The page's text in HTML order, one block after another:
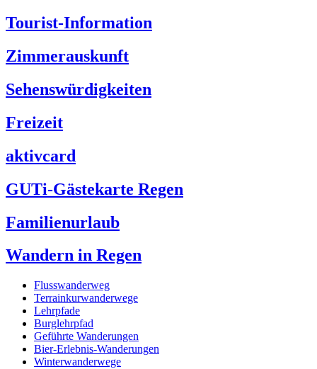
Tourist-Information
Zimmerauskunft
Sehenswürdigkeiten
Freizeit
aktivcard
GUTi-Gästekarte Regen
Familienurlaub
Wandern in Regen
Flusswanderweg
Terrainkurwanderwege
Lehrpfade
Burglehrpfad
Geführte Wanderungen
Bier-Erlebnis-Wanderungen
Winterwanderwege